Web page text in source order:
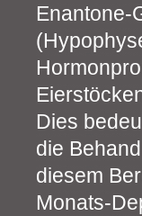
Enantone-
Dies
die
diesem
Monats-